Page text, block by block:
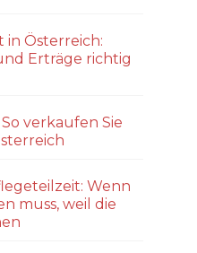
in Österreich:
Erträge richtig
verkaufen Sie
Wenn
muss, weil die